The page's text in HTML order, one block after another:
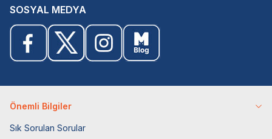
SOSYAL MEDYA
Önemli Bilgiler
Sık Sorulan Sorular